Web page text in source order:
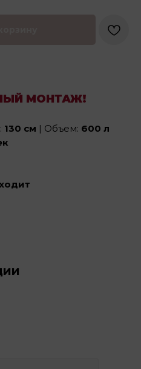
МОНТАЖ!
130 см | Объем: 600 л